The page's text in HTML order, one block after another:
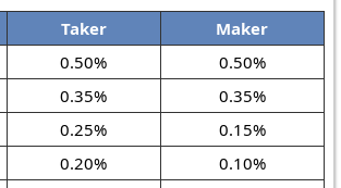
Taker
Maker
0.50%
0.50%
0.35%
0.35%
0.25%
0.15%
0.20%
0.10%